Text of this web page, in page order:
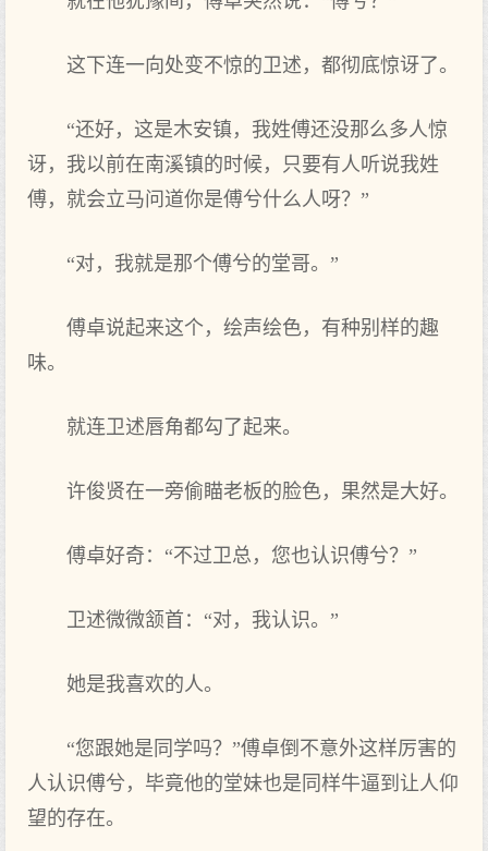
这下连一向处变不惊的卫述，都彻底惊讶了。
“还好，这是木安镇，我姓傅还没那么多人惊
讶，我以前在南溪镇的时候，只要有人听说我姓
傅，就会立马问道你是傅兮什么人呀？”
“对，我就是那个傅兮的堂哥。”
傅卓说起来这个，绘声绘色，有种别样的趣
味。
就连卫述唇角都勾了起来。
许俊贤在一旁偷瞄老板的脸色，果然是大好。
傅卓好奇：“不过卫总，您也认识傅兮？”
卫述微微颔首：“对，我认识。”
她是我喜欢的人。
“您跟她是同学吗？”傅卓倒不意外这样厉害的
人认识傅兮，毕竟他的堂妹也是同样牛逼到让人仰
望的存在。